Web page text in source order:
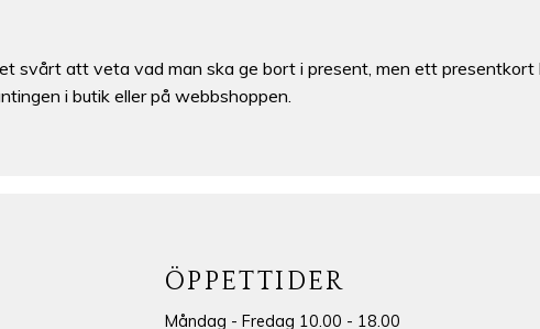
svårt att veta vad man ska ge bort i present, men ett
i butik eller på webbshoppen.
ÖPPETTIDER
Måndag - Fredag 10.00 - 18.00